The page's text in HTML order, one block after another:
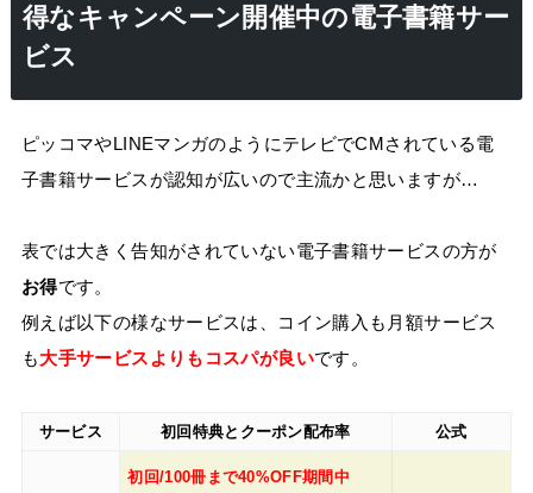
得なキャンペーン開催中の電子書籍サー
ビス
ピッコマやLINEマンガのようにテレビでCMされている電
子書籍サービスが認知が広いので主流かと思いますが…
表では大きく告知がされていない電子書籍サービスの方が
お得です。
例えば以下の様なサービスは、コイン購入も月額サービス
も大手サービスよりもコスパが良いです。
サービス 初回特典とクーポン配布率 公式
初回/100冊まで40%OFF期間中